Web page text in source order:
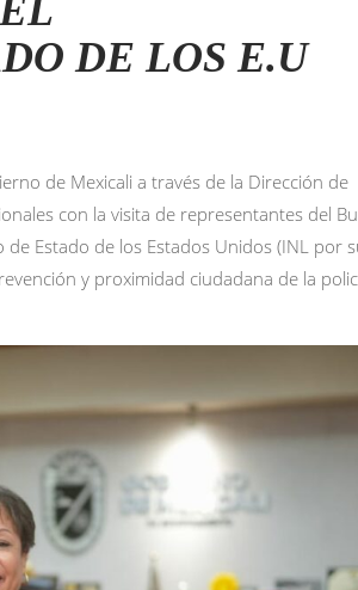
DE LOS E.U
de Mexicali a través de la Dirección de
con la visita de representantes del
Estado de los Estados Unidos (INL por
y proximidad ciudadana de la